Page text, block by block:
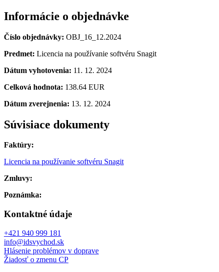
Informácie o objednávke
Číslo objednávky: OBJ_16_12.2024
Predmet: Licencia na používanie softvéru Snagit
Dátum vyhotovenia: 11. 12. 2024
Celková hodnota: 138.64 EUR
Dátum zverejnenia: 13. 12. 2024
Súvisiace dokumenty
Faktúry:
Licencia na používanie softvéru Snagit
Zmluvy:
Poznámka:
Kontaktné údaje
+421 940 999 181
info@idsvychod.sk
Hlásenie problémov v doprave
Žiadosť o zmenu CP